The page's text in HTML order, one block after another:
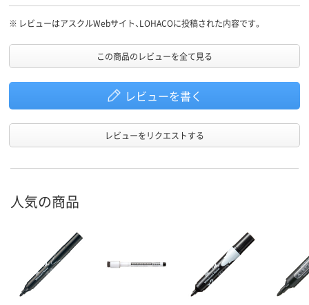
※ レビューはアスクルWebサイト、LOHACOに投稿された内容です。
この商品のレビューを全て見る
レビューを書く
レビューをリクエストする
人気の商品